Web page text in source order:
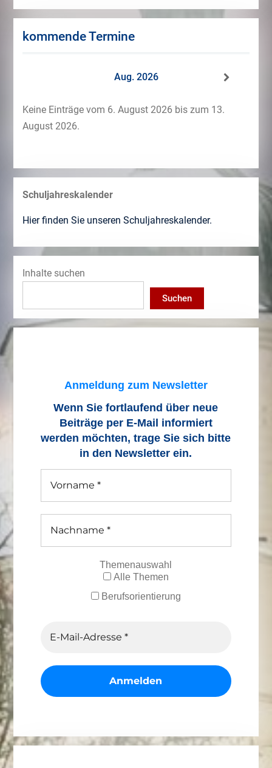
kommende Termine
Aug. 2026
Keine Einträge vom 6. August 2026 bis zum 13.
August 2026.
Schuljahreskalender
Hier finden Sie unseren Schuljahreskalender.
Inhalte suchen
Suchen
Anmeldung zum Newsletter
Wenn Sie fortlaufend über neue
Beiträge per E-Mail informiert
werden möchten, trage Sie sich bitte
in den Newsletter ein.
Themenauswahl
Alle Themen
Berufsorientierung